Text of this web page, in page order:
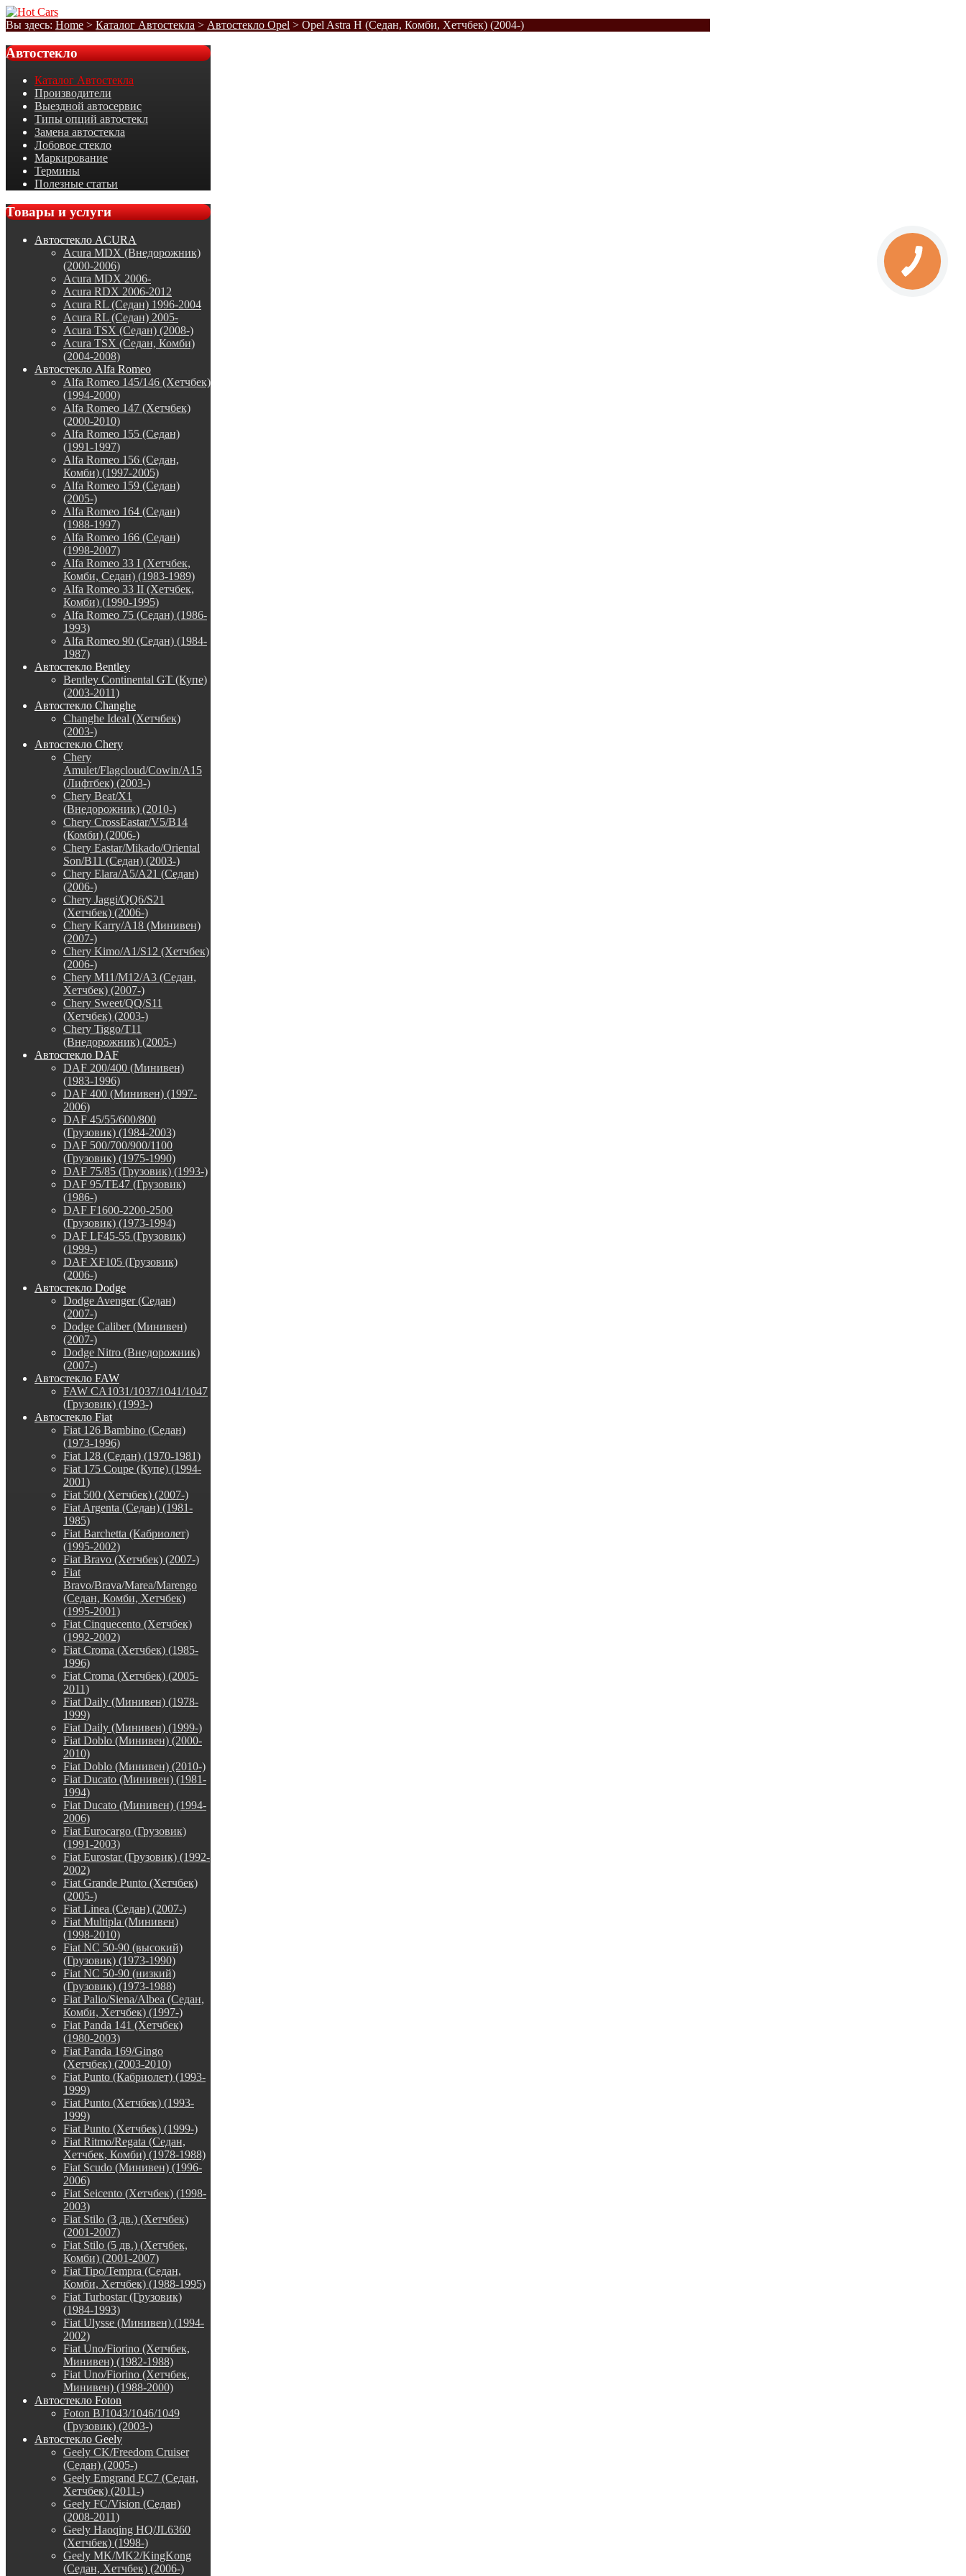
Вы здесь: Home > Каталог Автостекла > Автостекло Opel > Opel Astra H (Седан, Комби, Хетчбек) (2004-)
Автостекло
Каталог Автостекла
Производители
Выездной автосервис
Типы опций автостекл
Замена автостекла
Лобовое стекло
Маркирование
Термины
Полезные статьи
Товарыи услуги
Автостекло ACURA
Acura MDX (Внедорожник)
(2000-2006)
Acura MDX 2006-
Acura RDX 2006-2012
Acura RL (Седан) 1996-2004
Acura RL (Седан) 2005-
Acura TSX (Седан) (2008-)
Acura TSX (Седан, Комби)
(2004-2008)
Автостекло Alfa Romeo
Alfa Romeo 145/146 (Хетчбек)
(1994-2000)
Alfa Romeo 147 (Хетчбек)
(2000-2010)
Alfa Romeo 155 (Седан)
(1991-1997)
Alfa Romeo 156 (Седан,
Комби) (1997-2005)
Alfa Romeo 159 (Седан)
(2005-)
Alfa Romeo 164 (Седан)
(1988-1997)
Alfa Romeo 166 (Седан)
(1998-2007)
Alfa Romeo 33 I (Хетчбек,
Комби, Седан) (1983-1989)
Alfa Romeo 33 II (Хетчбек,
Комби) (1990-1995)
Alfa Romeo 75 (Седан) (1986-
1993)
Alfa Romeo 90 (Седан) (1984-
1987)
Автостекло Bentley
Bentley Continental GT (Купе)
(2003-2011)
Автостекло Changhe
Changhe Ideal (Хетчбек)
(2003-)
Автостекло Chery
Chery
Amulet/Flagcloud/Cowin/A15
(Лифтбек) (2003-)
Chery Beat/X1
(Внедорожник) (2010-)
Chery CrossEastar/V5/B14
(Комби) (2006-)
Chery Eastar/Mikado/Oriental
Son/B11 (Седан) (2003-)
Chery Elara/A5/A21 (Седан)
(2006-)
Chery Jaggi/QQ6/S21
(Хетчбек) (2006-)
Chery Karry/A18 (Минивен)
(2007-)
Chery Kimo/A1/S12 (Хетчбек)
(2006-)
Chery M11/M12/A3 (Седан,
Хетчбек) (2007-)
Chery Sweet/QQ/S11
(Хетчбек) (2003-)
Chery Tiggo/T11
(Внедорожник) (2005-)
Автостекло DAF
DAF 200/400 (Минивен)
(1983-1996)
DAF 400 (Минивен) (1997-
2006)
DAF 45/55/600/800
(Грузовик) (1984-2003)
DAF 500/700/900/1100
(Грузовик) (1975-1990)
DAF 75/85 (Грузовик) (1993-)
DAF 95/TE47 (Грузовик)
(1986-)
DAF F1600-2200-2500
(Грузовик) (1973-1994)
DAF LF45-55 (Грузовик)
(1999-)
DAF XF105 (Грузовик)
(2006-)
Автостекло Dodge
Dodge Avenger (Седан)
(2007-)
Dodge Caliber (Минивен)
(2007-)
Dodge Nitro (Внедорожник)
(2007-)
Автостекло FAW
FAW CA1031/1037/1041/1047
(Грузовик) (1993-)
Автостекло Fiat
Fiat 126 Bambino (Седан)
(1973-1996)
Fiat 128 (Седан) (1970-1981)
Fiat 175 Coupe (Купе) (1994-
2001)
Fiat 500 (Хетчбек) (2007-)
Fiat Argenta (Седан) (1981-
1985)
Fiat Barchetta (Кабриолет)
(1995-2002)
Fiat Bravo (Хетчбек) (2007-)
Fiat
Bravo/Brava/Marea/Marengo
(Седан, Комби, Хетчбек)
(1995-2001)
Fiat Cinquecento (Хетчбек)
(1992-2002)
Fiat Croma (Хетчбек) (1985-
1996)
Fiat Croma (Хетчбек) (2005-
2011)
Fiat Daily (Минивен) (1978-
1999)
Fiat Daily (Минивен) (1999-)
Fiat Doblo (Минивен) (2000-
2010)
Fiat Doblo (Минивен) (2010-)
Fiat Ducato (Минивен) (1981-
1994)
Fiat Ducato (Минивен) (1994-
2006)
Fiat Eurocargo (Грузовик)
(1991-2003)
Fiat Eurostar (Грузовик) (1992-
2002)
Fiat Grande Punto (Хетчбек)
(2005-)
Fiat Linea (Седан) (2007-)
Fiat Multipla (Минивен)
(1998-2010)
Fiat NC 50-90 (высокий)
(Грузовик) (1973-1990)
Fiat NC 50-90 (низкий)
(Грузовик) (1973-1988)
Fiat Palio/Siena/Albea (Седан,
Комби, Хетчбек) (1997-)
Fiat Panda 141 (Хетчбек)
(1980-2003)
Fiat Panda 169/Gingo
(Хетчбек) (2003-2010)
Fiat Punto (Кабриолет) (1993-
1999)
Fiat Punto (Хетчбек) (1993-
1999)
Fiat Punto (Хетчбек) (1999-)
Fiat Ritmo/Regata (Седан,
Хетчбек, Комби) (1978-1988)
Fiat Scudo (Минивен) (1996-
2006)
Fiat Seicento (Хетчбек) (1998-
2003)
Fiat Stilo (3 дв.) (Хетчбек)
(2001-2007)
Fiat Stilo (5 дв.) (Хетчбек,
Комби) (2001-2007)
Fiat Tipo/Tempra (Седан,
Комби, Хетчбек) (1988-1995)
Fiat Turbostar (Грузовик)
(1984-1993)
Fiat Ulysse (Минивен) (1994-
2002)
Fiat Uno/Fiorino (Хетчбек,
Минивен) (1982-1988)
Fiat Uno/Fiorino (Хетчбек,
Минивен) (1988-2000)
Автостекло Foton
Foton BJ1043/1046/1049
(Грузовик) (2003-)
Автостекло Geely
Geely CK/Freedom Cruiser
(Седан) (2005-)
Geely Emgrand EC7 (Седан,
Хетчбек) (2011-)
Geely FC/Vision (Седан)
(2008-2011)
Geely Haoqing HQ/JL6360
(Хетчбек) (1998-)
Geely MK/MK2/KingKong
(Седан, Хетчбек) (2006-)